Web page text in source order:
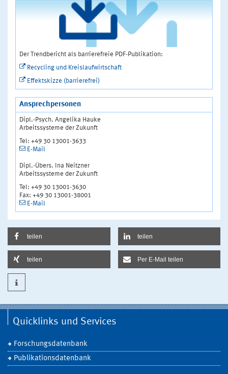
Der Trendbericht als barrierefreie PDF-Publikation:
Recycling und Kreislaufwirtschaft
Effektskizze (barrierefrei)
Ansprechpersonen
Dipl.-Psych. Angelika Hauke
Arbeitssysteme der Zukunft
Tel: +49 30 13001-3633
E-Mail
Dipl.-Übers. Ina Neitzner
Arbeitssysteme der Zukunft
Tel: +49 30 13001-3630
Fax: +49 30 13001-38001
E-Mail
teilen teilen
teilen Per E-Mail teilen
Quicklinks und Services
Forschungsdatenbank
Publikationsdatenbank